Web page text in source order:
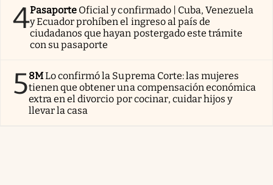
4Pasaporte Oficial y confirmado | Cuba, Venezuela
y Ecuador prohíben el ingreso al país de
ciudadanos que hayan postergado este trámite
con su pasaporte
58MLo confirmó la Suprema Corte: las mujeres
tienen que obtener una compensación económica
extra en el divorcio por cocinar, cuidar hijos y
llevar la casa